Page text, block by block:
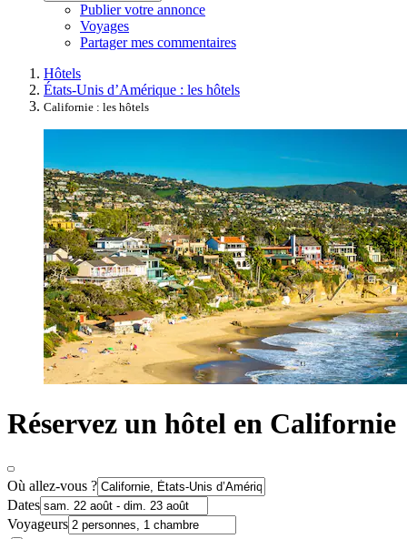
Publier votre annonce
Voyages
Partager mes commentaires
Hôtels
États-Unis d’Amérique : les hôtels
Californie : les hôtels
Réservez un hôtel en Californie
Où allez-vous ?
Dates
Voyageurs